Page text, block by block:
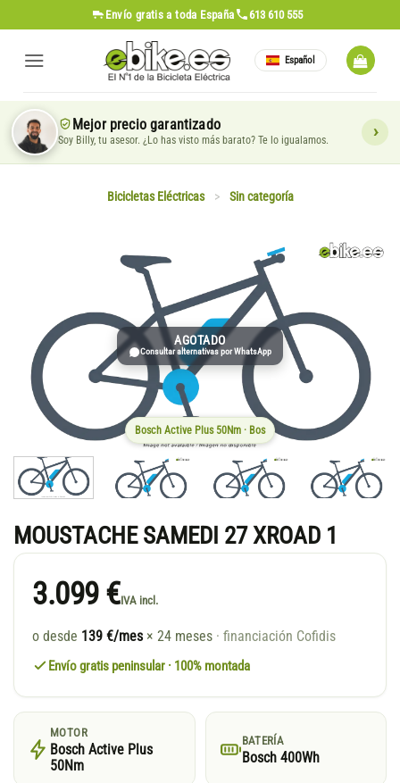
al
contenido
Envío gratis a toda España 613 610 555
Español
Mejor precio garantizado
Soy Billy, tu asesor. ¿Lo has visto más barato? Te lo igualamos.
Bicicletas Eléctricas > Sin categoría
AGOTADO
Consultar alternativas por WhatsApp
Bosch Active Plus 50Nm · Bos
MOUSTACHE SAMEDI 27 XROAD 1
3.099 €IVA incl.
o desde 139 €/mes × 24 meses · financiación Cofidis
Envío gratis peninsular · 100% montada
MOTOR
Bosch Active Plus
50Nm
BATERÍA
Bosch 400Wh